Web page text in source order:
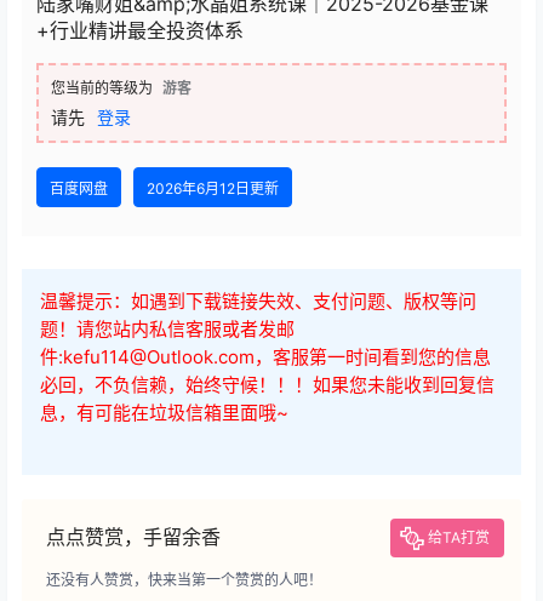
├165.【课件】2026年8月2日：8月月度策略：AI叙事
的风格转变-.pdf
├165.八月月度策略（8月3日，第183场） .mp4
查看
您当前的等级为 游客
请先 登录
百度网盘 2026年6月12日更新
温馨提示：如遇到下载链接失效、支付问题、版权等问
件:kefu114@Outlook.com，客服第一时间看到您的信息